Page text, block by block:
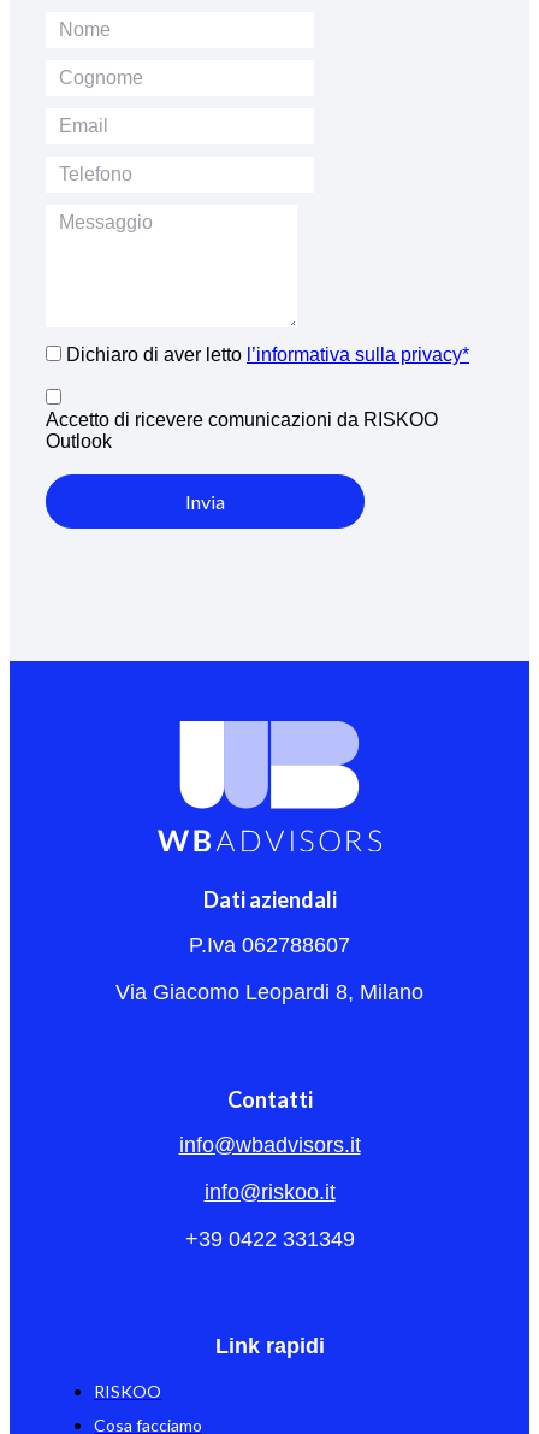
Dichiaro di aver letto l’informativa sulla privacy*
Accetto di ricevere comunicazioni da RISKOO
Outlook
Invia
Dati aziendali
P.Iva 062788607
Via Giacomo Leopardi 8, Milano
Contatti
info@wbadvisors.it
info@riskoo.it
+39 0422 331349
Link rapidi
RISKOO
Cosa facciamo